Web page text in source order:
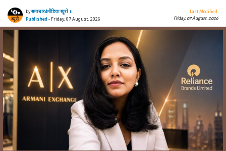
byसमाचार4मीडिया ब्यूरो ।।
Published- Friday, 07 August, 2026
Last Modified:
Friday, 07 August, 2026